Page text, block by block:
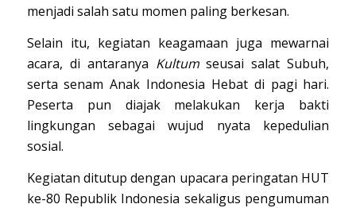
menjadi salah satu momen paling berkesan.
Selain itu, kegiatan keagamaan juga mewarnai
acara, di antaranya Kultumseusai salat Subuh,
serta senam Anak Indonesia Hebat di pagi hari.
Peserta pun diajak melakukan kerja bakti
lingkungan sebagai wujud nyata kepedulian
sosial.
Kegiatan ditutup dengan upacara peringatan HUT
ke-80 Republik Indonesia sekaligus pengumuman